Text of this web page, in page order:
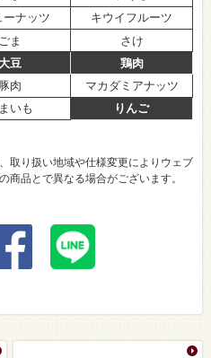
ーナッツ
キウイフルーツ
ごま
さけ
大豆
鶏肉
豚肉
マカダミアナッツ
いも
りんご
取り扱い地域や仕様変更によりウェブ
商品とで異なる場合がございます。